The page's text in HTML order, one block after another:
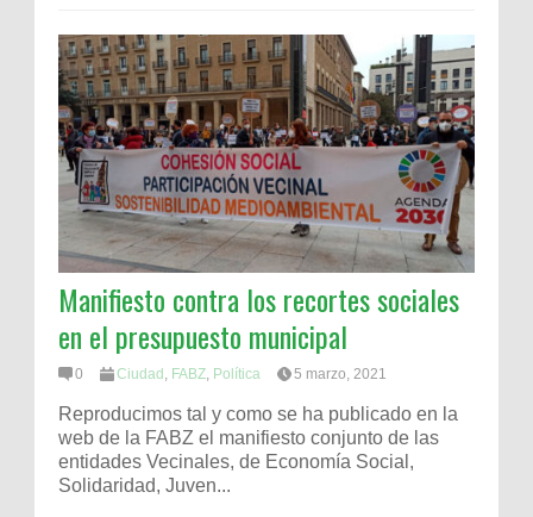
Manifiesto contra los recortes sociales
en el presupuesto municipal
0 Ciudad FABZ Política 5 marzo, 2021
Reproducimos tal y como se ha publicado en la
web de la FABZ el manifiesto conjunto de las
entidades Vecinales, de Economía Social,
Solidaridad, Juven...